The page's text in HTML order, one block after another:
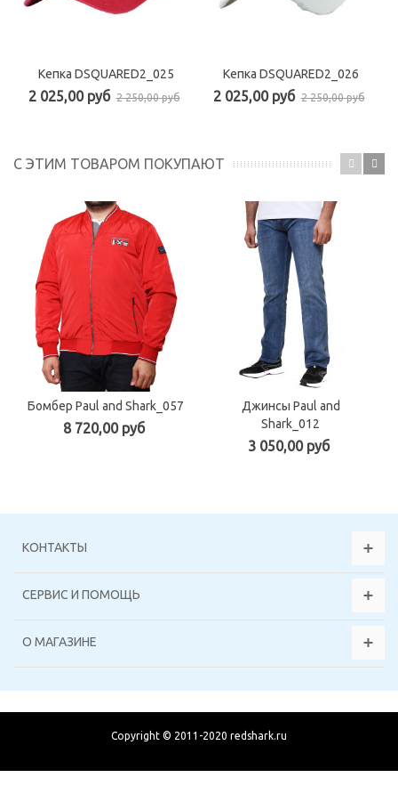
Кепка DSQUARED2_025
2 025,00 руб 2 250,00 руб
Кепка DSQUARED2_026
2 025,00 руб 2 250,00 руб
С ЭТИМ ТОВАРОМ ПОКУПАЮТ
Бомбер Paul and Shark_057
8 720,00 руб
Джинсы Paul and
Shark_012
3 050,00 руб
КОНТАКТЫ
СЕРВИС И ПОМОЩЬ
О МАГАЗИНЕ
Copyright © 2011-2020 redshark.ru